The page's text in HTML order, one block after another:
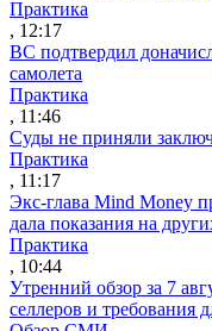
Практика
, 12:17
ВС подтвердил
самолета
Практика
, 11:46
Суды не приняли
Практика
, 11:17
Экс-глава Mind Money
дала показания на
Практика
, 10:44
Утренний обзор за 7
селлеров и требования